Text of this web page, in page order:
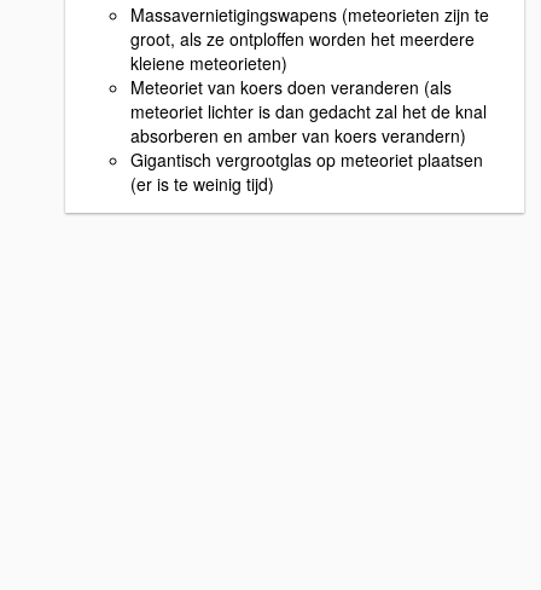
Massavernietigingswapens (meteorieten zijn te
groot, als ze ontploffen worden het meerdere
kleiene meteorieten)
Meteoriet van koers doen veranderen (als
meteoriet lichter is dan gedacht zal het de knal
absorberen en amber van koers verandern)
Gigantisch vergrootglas op meteoriet plaatsen
(er is te weinig tijd)